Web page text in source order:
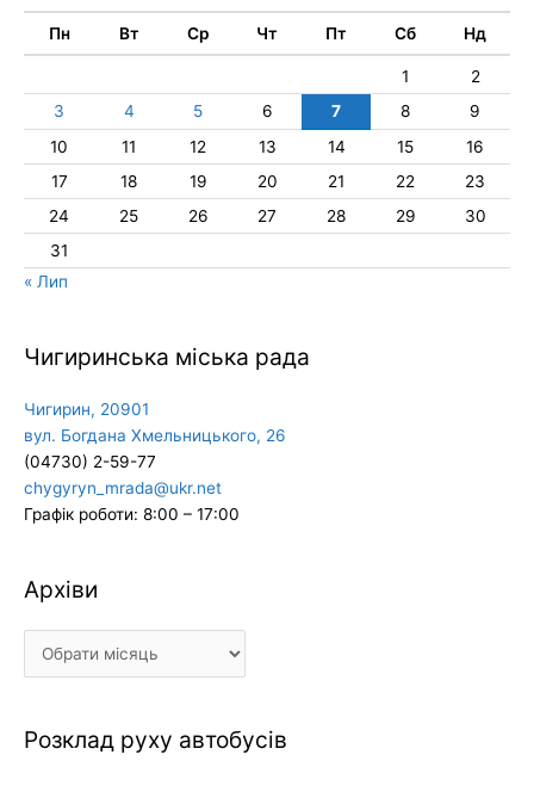
Пн Вт Ср Чт Пт Сб Нд
1
2
3
4 5 6 7 8
9
10
11 12 13 14 15
16
17
18 19 20 21 22
23
24
25 26 27 28 29
30
31
« Лип
Чигиринська міська рада
Чигирин, 20901
вул. Богдана Хмельницького, 26
(04730) 2-59-77
chygyryn_mrada@ukr.net
Графік роботи: 8:00 – 17:00
Архіви
Архіви
Розклад руху автобусів